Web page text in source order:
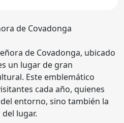
de Covadonga
de Covadonga, ubicado
un lugar de gran
Este emblemático
cada año, quienes
entorno, sino también la
lugar.